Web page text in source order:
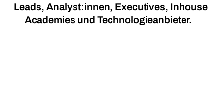
Leads, Analyst:innen, Executives, Inhouse
Academies und Technologieanbieter.